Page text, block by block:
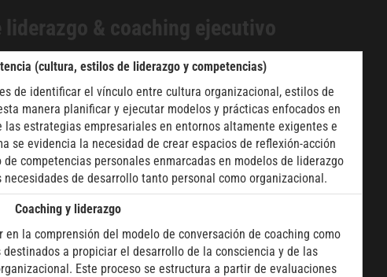
& coaching ejecutivo
(cultura, estilos de liderazgo y competencias)
de identificar el vínculo entre cultura organizacional, estilos de
manera planificar y ejecutar modelos y prácticas enfocados en
estrategias empresariales en entornos altamente exigentes e
se evidencia la necesidad de crear espacios de reflexión-acción
competencias personales enmarcadas en modelos de liderazgo
de desarrollo tanto personal como organizacional.
Coaching y liderazgo
la comprensión del modelo de conversación de coaching como
a propiciar el desarrollo de la consciencia y de las
Este proceso se estructura a partir de evaluaciones